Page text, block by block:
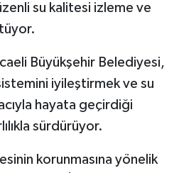
su kalitesi izleme ve
Büyükşehir Belediyesi,
iyileştirmek ve su
hayata geçirdiği
sürdürüyor.
korunmasına yönelik